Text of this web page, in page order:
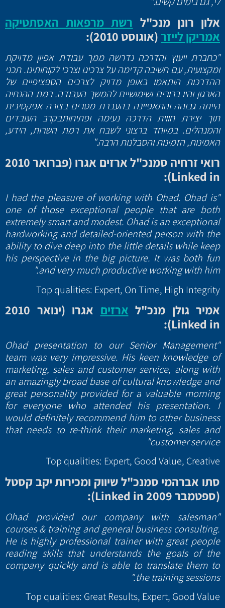
אלון רונן מנכ"ל רשת מרפאות האסתטיקה
אמריקן לייזר(אוגוסט 2010):
"כחברת ייעוץ והדרכה נדרשה ממך עבודת אפיון מדויקת
ומקצועית, עם חשיבה קדימה על צרכינו וצרכי לקוחותינו. תכני
ההדרכות הותאמו באופן מדויק לצרכים הספציפיים של
הארגון והיו ברורים ושימושיים להמשך העבודה. רמת ההנחיה
הייתה גבוהה והתאפיינה בהעברת מסרים בצורה אפקטיבית
תוך יצירת חווית הדרכה נעימה ופתיחותבקרב העובדים
והמנהלים. במיוחד ברצוני לשבח את רמת השרות, הידע,
האמינות, הזמינות והסבלנות הרבה."
רואי זרחיה סמנכ"ל ארזים אגרו (פברואר 2010
Linked in
):
"I had the pleasure of working with Ohad. Ohad is
one of those exceptional people that are both
extremely smart and modest. Ohad is an exceptional
hardworking and detailed-oriented person with the
ability to dive deep into the little details while keep
his perspective in the big picture. It was both fun
and very much productive working with him."
Top qualities: Expert, On Time, High Integrity
אמיר גולן מנכ"ל ארזים אגרו (ינואר 2010
Linked in
):
"Ohad presentation to our Senior Management
team was very impressive. His keen knowledge of
marketing, sales and customer service, along with
an amazingly broad base of cultural knowledge and
great personality provided for a valuable morning
for everyone who attended his presentation. I
would definitely recommend him to other business
that needs to re-think their marketing, sales and
customer service"
Top qualities: Expert, Good Value, Creative
סתו אברהמי סמנכ"ל שיווק ומכירות יקב קסטל
(ספטמבר 2009
Linked in
):
"Ohad provided our company with salesman
courses & training and general business consulting.
He is highly professional trainer with great people
reading skills that understands the goals of the
company quickly and is able to translate them to
the training sessions."
Top qualities: Great Results, Expert, Good Value